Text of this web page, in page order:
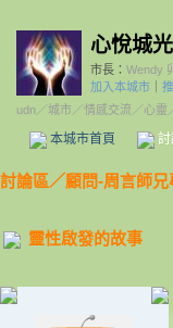
心悅城
市長： Wendy
加入本城市
udn／城市 ／情感交流 ／心靈
本城市首頁
討論區／顧問-周言師
靈性啟發的故事